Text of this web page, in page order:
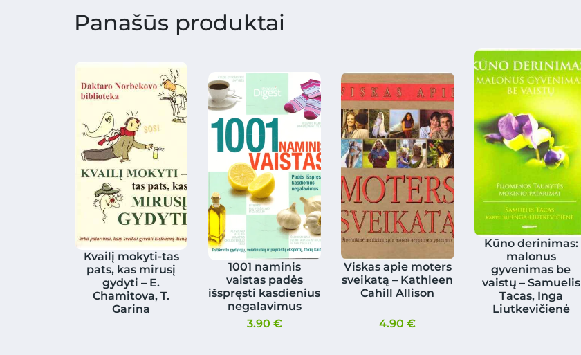
Panašūs produktai
Kvailį mokyti-tas
pats, kas mirusį
gydyti – E.
Chamitova, T.
Garina
1001 naminis
vaistas padės
išspręsti kasdienius
negalavimus
3.90 €
Viskas apie moters
sveikatą – Kathleen
Cahill Allison
4.90€
Kūno derinimas:
malonus
gyvenimas be
vaistų – Samuelis
Tacas, Inga
Liutkevičienė